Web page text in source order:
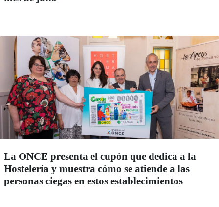
La ONCE presenta el cupón que dedica a la
Hostelería y muestra cómo se atiende a las
personas ciegas en estos establecimientos